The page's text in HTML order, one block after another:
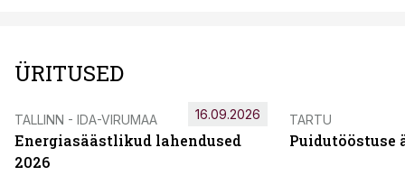
ÜRITUSED
TALLINN - IDA-VIRUMAA
Energiasäästlikud lahendused
2026
16.09.2026 TARTU
Puidutööstuse